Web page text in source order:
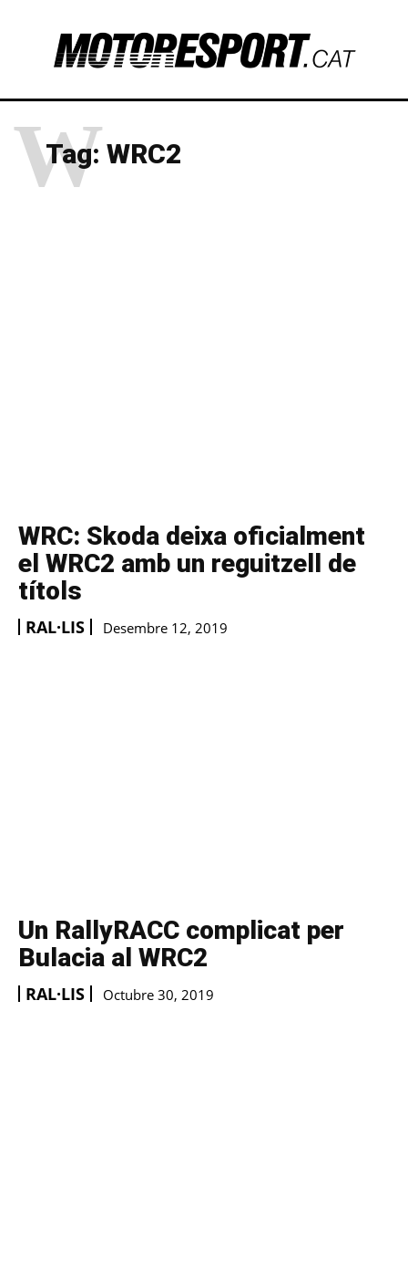
Tag: WRC2
W
WRC: Skoda deixa oficialment
el WRC2 amb un reguitzell de
títols
RAL·LIS Desembre 12, 2019
Un RallyRACC complicat per
Bulacia al WRC2
RAL·LIS Octubre 30, 2019